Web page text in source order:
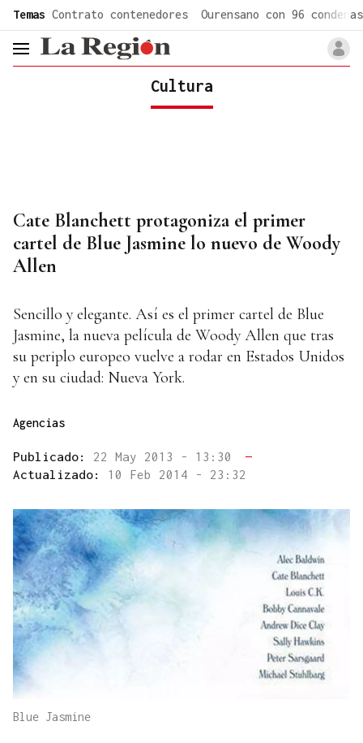
Temas Contrato contenedores Ourensano con 96 condenas
header.menu.open
Cultura
Cate Blanchett protagoniza el primer
cartel de Blue Jasmine lo nuevo de Woody
Allen
Sencillo y elegante. Así es el primer cartel de Blue
Jasmine, la nueva película de Woody Allen que tras
su periplo europeo vuelve a rodar en Estados Unidos
y en su ciudad: Nueva York.
Agencias
Publicado: 22 May 2013 - 13:30
—
Actualizado: 10 Feb 2014 - 23:32
Blue Jasmine